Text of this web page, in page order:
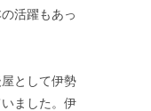
活躍もあっ
として伊勢
ました。伊